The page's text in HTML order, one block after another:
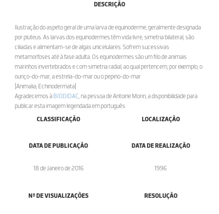
DESCRIÇÃO
Ilustração do aspeto geral de uma larva de equinoderme, geralmente designada
por pluteus. As larvas dos equinodermes têm vida livre, simetria bilateral, são
ciliadas e alimentam-se de algas unicelulares. Sofrem sucessivas
metamorfoses até à fase adulta. Os equinodermes são um filo de animais
marinhos invertebrados e com simetria radial, ao qual pertencem, por exemplo, o
ouriço-do-mar, a estrela-do-mar ou o pepino-do-mar.
[Animalia; Echinodermata]
Agradecemos à BIODIDAC, na pessoa de Antoine Morin, a disponibilidade para
publicar esta imagem legendada em português.
CLASSIFICAÇÃO
LOCALIZAÇÃO
DATA DE PUBLICAÇÃO
18 de Janeiro de 2016
DATA DE REALIZAÇÃO
1996
Nº DE VISUALIZAÇÕES RESOLUÇÃO